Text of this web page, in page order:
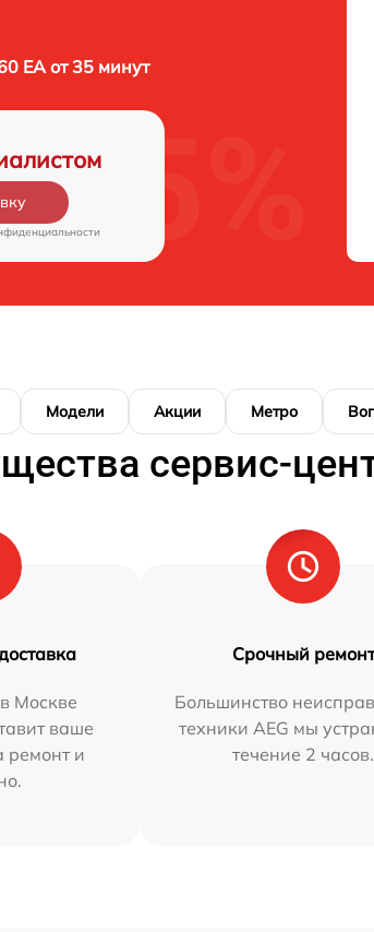
EA от 35 минут
Модели Акции Метро
сервис-
Москве
ваше
ремонт и
Срочный ремонт
Большинство
техники AEG мы
течение 2 часов.